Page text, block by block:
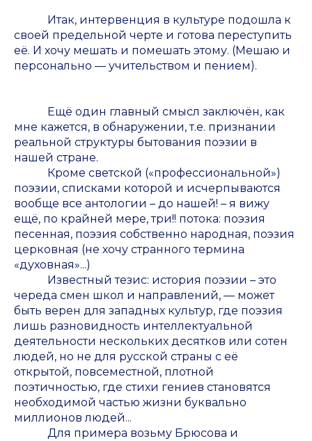
Итак, интервенция в культуре подошла к
своей предельной черте и готова переступить
её. И хочу мешать и помешать этому. (Мешаю и
персонально — учительством и пением).
Ещё один главный смысл заключён, как
мне кажется, в обнаружении, т.е. признании
реальной структуры бытования поэзии в
нашей стране.
Кроме светской («профессиональной»)
поэзии, списками которой и исчерпываются
вообще все антологии – до нашей! – я вижу
ещё, по крайней мере, три!! потока: поэзия
песенная, поэзия собственно народная, поэзия
церковная (не хочу странного термина
«духовная»...)
Известный тезис: история поэзии – это
череда смен школ и направлений, — может
быть верен для западных культур, где поэзия
лишь разновидность интеллектуальной
деятельности нескольких десятков или сотен
людей, но не для русской страны с её
открытой, повсеместной, плотной
поэтичностью, где стихи гениев становятся
необходимой частью жизни буквально
миллионов людей...
Для примера возьму Брюсова и